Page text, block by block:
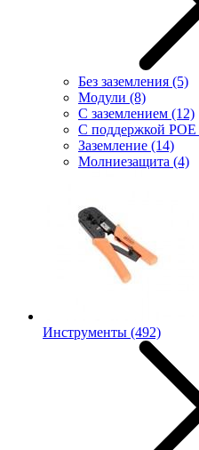
Без заземления (5)
Модули (8)
С заземлением (12)
С поддержкой POE
Заземление (14)
Молниезащита (4)
Инструменты (492)